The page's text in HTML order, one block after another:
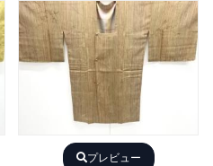
プレビュー